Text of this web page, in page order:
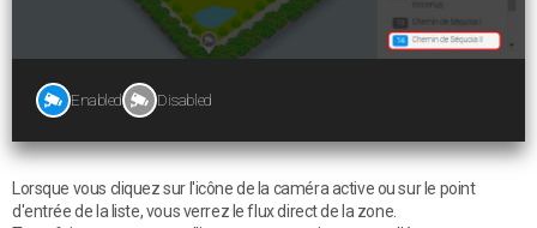
Enabled Disabled
Lorsque vous cliquez sur l'icône de la caméra active ou sur le point
d'entrée de la liste, vous verrez le flux direct de la zone.